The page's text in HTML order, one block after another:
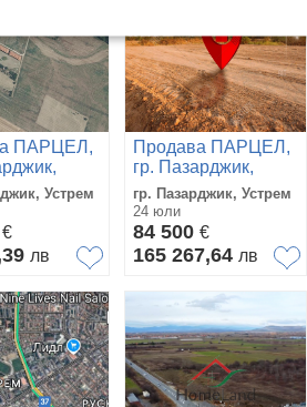
ПАРЦЕЛ,
Устрем
€
лв
Продава ПАРЦЕЛ,
гр. Пазарджик,
Устрем
гр. Пазарджик, Устрем
24 юли
84 500 €
165 267,64 лв